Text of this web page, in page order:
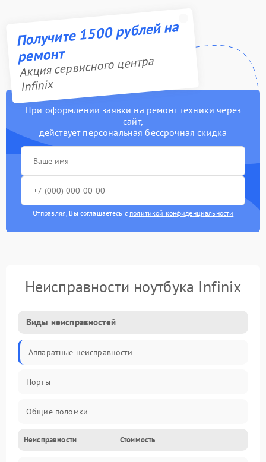
Получите 1500 рублей на
ремонт
Акция сервисного центра
Infinix
При оформлении заявки на ремонт техники через
сайт,
действует персональная бессрочная скидка
Отправляя, Вы соглашаетесь с политикой конфиденциальности
Неисправности ноутбука Infinix
Виды неисправностей
Аппаратные неисправности
Порты
Общие поломки
Устройства
Неисправности Стоимость